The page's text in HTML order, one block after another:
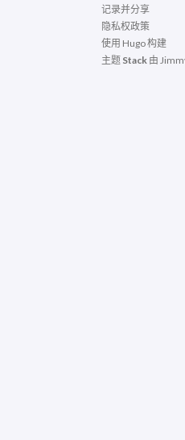
记录并分享
隐私权政策
使用 Hugo构建
主题 Stack 由